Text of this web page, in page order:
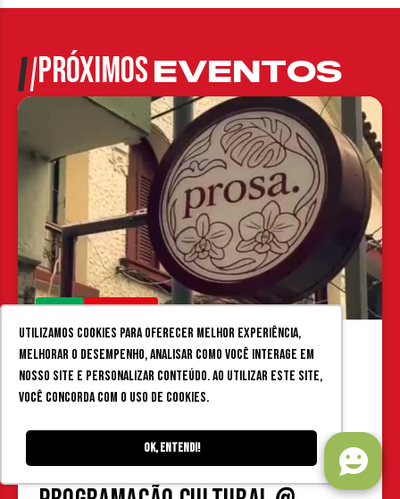
Utilizamos cookies para oferecer melhor experiência,
melhorar o desempenho, analisar como você interage em
nosso site e personalizar conteúdo. Ao utilizar este site,
você concorda com o uso de cookies.
Ok, entendi!
PRÓXIMOSEVENTOS
HOJE EVENTOS
06
06/08 (qui) - 29/08 (sáb)
18:30 - 22:00
Juiz de Fora